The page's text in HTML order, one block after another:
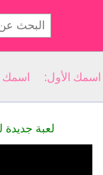
لعبة جديدة